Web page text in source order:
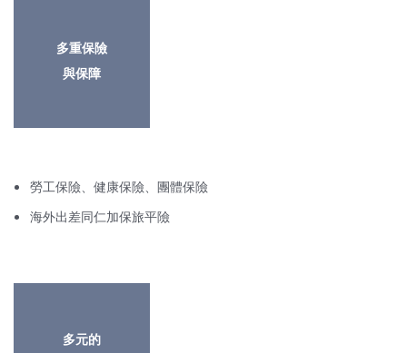
多重保險
與保障
勞工保險、健康保險、團體保險
海外出差同仁加保旅平險
多元的